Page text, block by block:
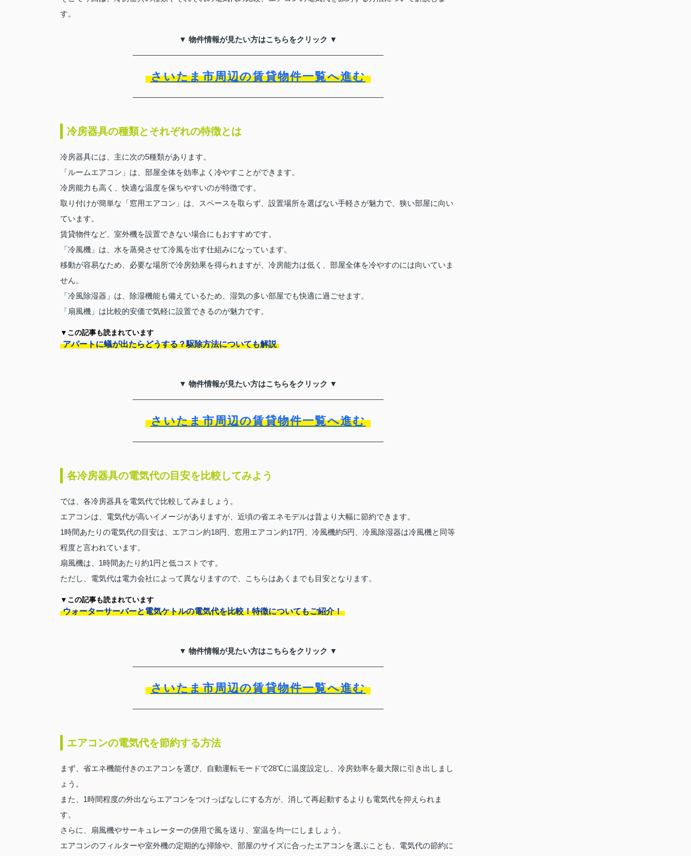
す。
▼ 物件情報が見たい方はこちらをクリック ▼
さいたま市周辺の賃貸物件一覧へ進む
冷房器具の種類とそれぞれの特徴とは
冷房器具には、主に次の5種類があります。
「ルームエアコン」は、部屋全体を効率よく冷やすことができます。
冷房能力も高く、快適な温度を保ちやすいのが特徴です。
取り付けが簡単な「窓用エアコン」は、スペースを取らず、設置場所を選ばない手軽さが魅力で、狭い部屋に向い
ています。
賃貸物件など、室外機を設置できない場合にもおすすめです。
「冷風機」は、水を蒸発させて冷風を出す仕組みになっています。
移動が容易なため、必要な場所で冷房効果を得られますが、冷房能力は低く、部屋全体を冷やすのには向いていま
せん。
「冷風除湿器」は、除湿機能も備えているため、湿気の多い部屋でも快適に過ごせます。
「扇風機」は比較的安価で気軽に設置できるのが魅力です。
▼この記事も読まれています
アパートに蟻が出たらどうする？駆除方法についても解説
▼ 物件情報が見たい方はこちらをクリック ▼
さいたま市周辺の賃貸物件一覧へ進む
各冷房器具の電気代の目安を比較してみよう
では、各冷房器具を電気代で比較してみましょう。
エアコンは、電気代が高いイメージがありますが、近頃の省エネモデルは昔より大幅に節約できます。
1時間あたりの電気代の目安は、エアコン約18円、窓用エアコン約17円、冷風機約5円、冷風除湿器は冷風機と同等
程度と言われています。
扇風機は、1時間あたり約1円と低コストです。
ただし、電気代は電力会社によって異なりますので、こちらはあくまでも目安となります。
▼この記事も読まれています
ウォーターサーバーと電気ケトルの電気代を比較！特徴についてもご紹介！
▼ 物件情報が見たい方はこちらをクリック ▼
さいたま市周辺の賃貸物件一覧へ進む
エアコンの電気代を節約する方法
まず、省エネ機能付きのエアコンを選び、自動運転モードで28℃に温度設定し、冷房効率を最大限に引き出しまし
ょう。
また、1時間程度の外出ならエアコンをつけっぱなしにする方が、消して再起動するよりも電気代を抑えられま
す。
さらに、扇風機やサーキュレーターの併用で風を送り、室温を均一にしましょう。
エアコンのフィルターや室外機の定期的な掃除や、部屋のサイズに合ったエアコンを選ぶことも、電気代の節約に